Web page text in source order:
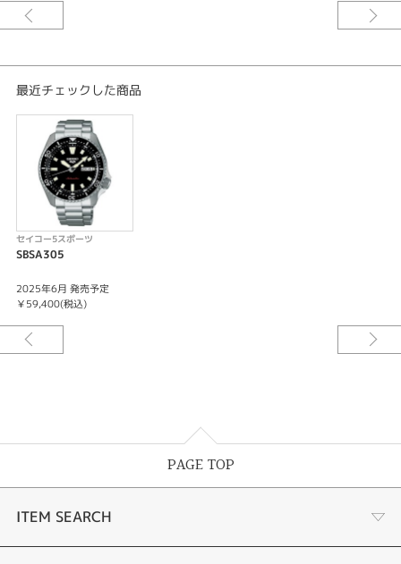
キャリバーNo/4R36
メカニカル 自動巻（手巻つき）
最大巻上時約41時間持続
24石
秒針停止機能
カレンダー（日付・曜日）機能つき
最近チェックした商品
セイコー5スポーツ
SBSA305
2025年6月 発売予定
￥59,400(税込)
PAGE TOP
ITEM SEARCH